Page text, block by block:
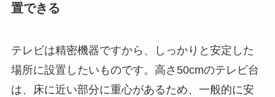
置できる
テレビは精密機器ですから、しっかりと安定した
場所に設置したいものです。高さ50cmのテレビ台
は、床に近い部分に重心があるため、一般的に安